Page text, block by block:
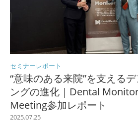
セミナーレポート
“意味のある来院”を支える
ングの進化｜Dental
Meeting参加レポート
2025.07.25